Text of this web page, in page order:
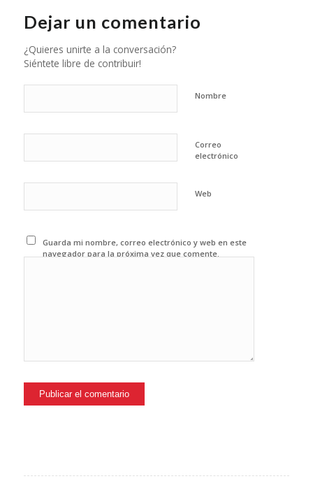
Dejar un comentario
¿Quieres unirte a la conversación?
Siéntete libre de contribuir!
Nombre
Correo
electrónico
Web
Guarda mi nombre, correo electrónico y web en este
navegador para la próxima vez que comente.